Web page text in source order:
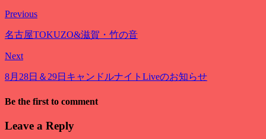
Previous
名古屋TOKUZO&滋賀・竹の音
Next
8月28日＆29日キャンドルナイトLiveのお知らせ
Be the first to comment
Leave a Reply